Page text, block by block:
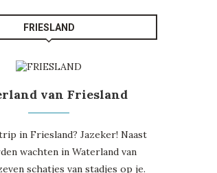
FRIESLAND
van Friesland
in Friesland? Jazeker! Naast
wachten inWaterland van
schatjes van stadjes op je.